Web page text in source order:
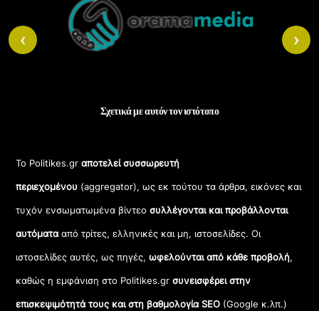
Top
Σχετικά με αυτόν τον ιστότοπο
Το Politikes.grαποτελεί συσσωρευτή
περιεχομένου (aggregator), ως εκ τούτου τα άρθρα, εικόνες και
τυχόν ενσωματωμένα βίντεοσυλλέγονται και προβάλλονται
αυτόματααπό τρίτες, ελληνικές και μη, ιστοσελίδες. Οι
ιστοσελίδες αυτές, ως πηγές,ωφελούνται από κάθε προβολή,
καθώς η εμφάνιση στο Politikes.gr συνεισφέρει στην
επισκεψιμότητά τους και στη βαθμολογία SEO (Google κ.λπ.)
‹ ›